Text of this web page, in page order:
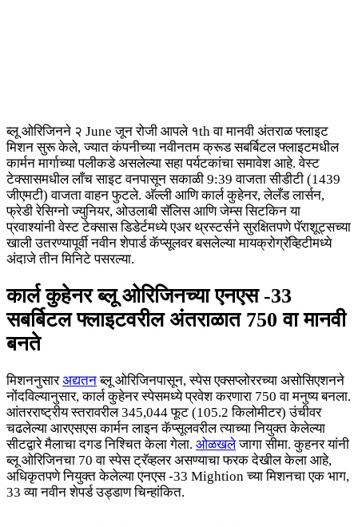
ब्लू ओरिजिनने २ June जून रोजी आपले १th वा मानवी अंतराळ फ्लाइट
मिशन सुरू केले, ज्यात कंपनीच्या नवीनतम क्रूड सबर्बिटल फ्लाइटमधील
कार्मन मार्गाच्या पलीकडे असलेल्या सहा पर्यटकांचा समावेश आहे. वेस्ट
टेक्सासमधील लाँच साइट वनपासून सकाळी 9:39 वाजता सीडीटी (1439
जीएमटी) वाजता वाहन फुटले. अ‍ॅल्ली आणि कार्ल कुहेनर, लेलँड लार्सन,
फ्रेडी रेसिग्नो ज्युनियर, ओउलाबी सॅलिस आणि जेम्स सिटकिन या
प्रवाश्यांनी वेस्ट टेक्सास डिडेर्टमध्ये एअर थ्रस्टर्सने सुरक्षितपणे पॅराशूट्सच्या
खाली उतरण्यापूर्वी नवीन शेपार्ड कॅप्सूलवर बसलेल्या मायक्रोग्रॅव्हिटीमध्ये
अंदाजे तीन मिनिटे पसरल्या.
कार्ल कुहेनर ब्लू ओरिजिनच्या एनएस -33
सबर्बिटल फ्लाइटवरील अंतराळात 750 वा मानवी
बनते
मिशननुसारअद्यतनब्लू ओरिजिनपासून, स्पेस एक्सप्लोररच्या असोसिएशनने
नोंदविल्यानुसार, कार्ल कुहेनर स्पेसमध्ये प्रवेश करणारा 750 वा मनुष्य बनला.
आंतरराष्ट्रीय स्तरावरील 345,044 फूट (105.2 किलोमीटर) उंचीवर
चढलेल्या आरएसएस कार्मन लाइन कॅप्सूलवरील त्याच्या नियुक्त केलेल्या
सीटद्वारे मैलाचा दगड निश्चित केला गेला. ओळखलेजागा सीमा. कुहनर यांनी
ब्लू ओरिजिनचा 70 वा स्पेस ट्रॅव्हलर असण्याचा फरक देखील केला आहे,
अधिकृतपणे नियुक्त केलेल्या एनएस -33 Mightion च्या मिशनचा एक भाग,
33 व्या नवीन शेपर्ड उड्डाण चिन्हांकित.